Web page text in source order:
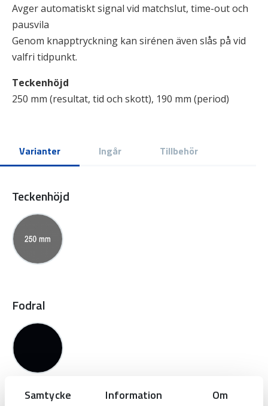
Samtycke Information Om
Avger automatiskt signal vid matchslut, time-out och
pausvila
Genom knapptryckning kan sirénen även slås på vid
valfri tidpunkt.
Teckenhöjd
250 mm (resultat, tid och skott), 190 mm (period)
Varianter Ingår Tillbehör
Teckenhöjd
Fodral